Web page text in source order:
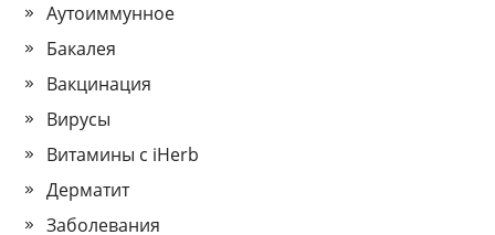
Аутоиммунное
Бакалея
Вакцинация
Вирусы
Витамины с iHerb
Дерматит
Заболевания